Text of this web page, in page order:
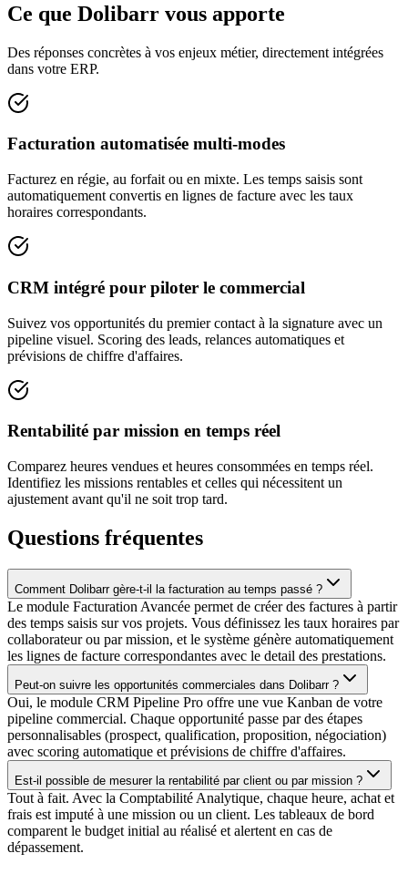
Ce que Dolibarr vous apporte
Des réponses concrètes à vos enjeux métier, directement intégrées
dans votre ERP.
Facturation automatisée multi-modes
Facturez en régie, au forfait ou en mixte. Les temps saisis sont
automatiquement convertis en lignes de facture avec les taux
horaires correspondants.
CRM intégré pour piloter le commercial
Suivez vos opportunités du premier contact à la signature avec un
pipeline visuel. Scoring des leads, relances automatiques et
prévisions de chiffre d'affaires.
Rentabilité par mission en temps réel
Comparez heures vendues et heures consommées en temps réel.
Identifiez les missions rentables et celles qui nécessitent un
ajustement avant qu'il ne soit trop tard.
Questions fréquentes
Comment Dolibarr gère-t-il la facturation au temps passé ?
Le module Facturation Avancée permet de créer des factures à partir
des temps saisis sur vos projets. Vous définissez les taux horaires par
collaborateur ou par mission, et le système génère automatiquement
les lignes de facture correspondantes avec le detail des prestations.
Peut-on suivre les opportunités commerciales dans Dolibarr ?
Oui, le module CRM Pipeline Pro offre une vue Kanban de votre
pipeline commercial. Chaque opportunité passe par des étapes
personnalisables (prospect, qualification, proposition, négociation)
avec scoring automatique et prévisions de chiffre d'affaires.
Est-il possible de mesurer la rentabilité par client ou par mission ?
Tout à fait. Avec la Comptabilité Analytique, chaque heure, achat et
frais est imputé à une mission ou un client. Les tableaux de bord
comparent le budget initial au réalisé et alertent en cas de
dépassement.